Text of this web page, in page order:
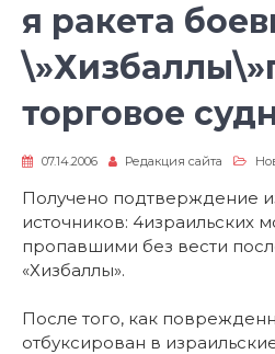
я ракета
торговое
07.14.2006 Редакция сайта
Получено подтверждение
источников: 4израильских
пропавшими без вести
«Хизбаллы».
После того, как
отбуксирован в